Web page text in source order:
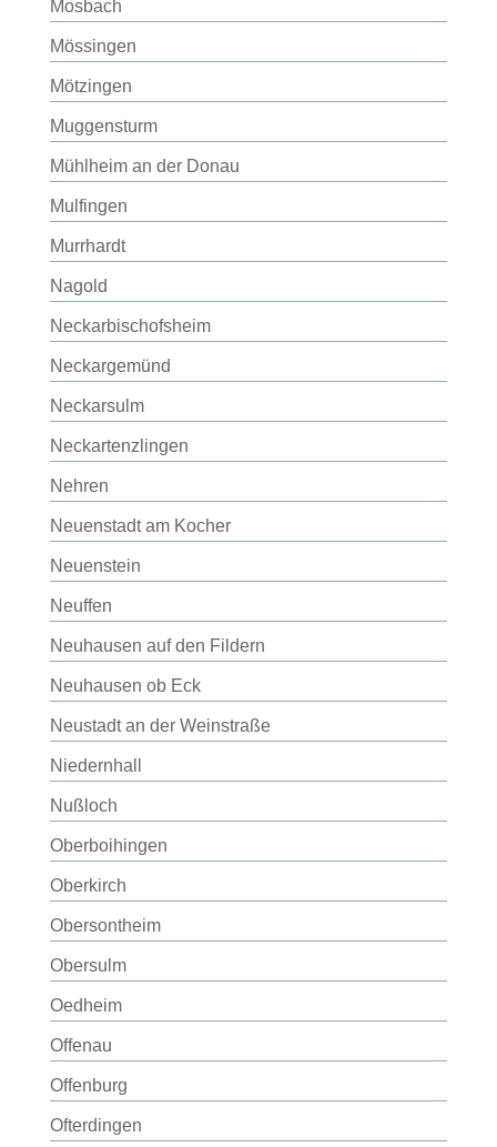
Mosbach
Mössingen
Mötzingen
Muggensturm
Mühlheim an der Donau
Mulfingen
Murrhardt
Nagold
Neckarbischofsheim
Neckargemünd
Neckarsulm
Neckartenzlingen
Nehren
Neuenstadt am Kocher
Neuenstein
Neuffen
Neuhausen auf den Fildern
Neuhausen ob Eck
Neustadt an der Weinstraße
Niedernhall
Nußloch
Oberboihingen
Oberkirch
Obersontheim
Obersulm
Oedheim
Offenau
Offenburg
Ofterdingen